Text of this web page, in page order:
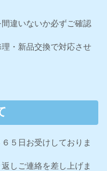
違いないか必ずご確認
・新品交換で対応させ
５日お受けしておりま
しご連絡を差し上げま